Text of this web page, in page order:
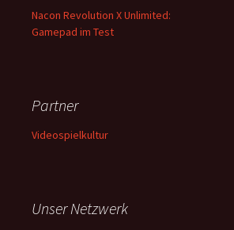
Nacon Revolution X Unlimited:
Gamepad im Test
Partner
Videospielkultur
Unser Netzwerk